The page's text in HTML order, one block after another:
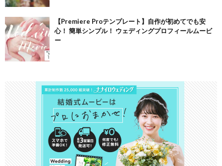
【Premiere Proテンプレート】自作が初めてでも安
心！ 簡単シンプル！ ウェディングプロフィールムービ
ー